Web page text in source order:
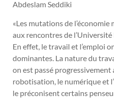
Abdeslam Seddiki
«Les mutations de
aux rencontres de l’Université
En effet, le travail et l’emploi
dominantes. La nature du
on est passé progressivement
robotisation, le numérique et
le préconisent certains